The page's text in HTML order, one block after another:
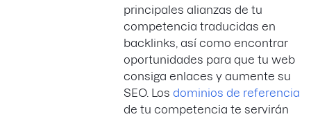
principales alianzas de tu
competencia traducidas en
backlinks, así como encontrar
oportunidades para que tu web
consiga enlaces y aumente su
SEO. Los dominios de referencia
de tu competencia te servirán